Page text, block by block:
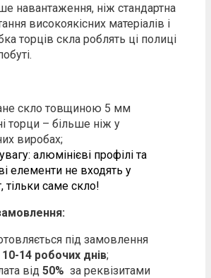
навантаження, ніж стандартна
високоякісних матеріалів і
торців скла роблять ці полиці
скло товщиною 5 мм
торци – більше ніж у
виробах;
алюмінієві профілі та
елементи не входять у
тільки саме скло!
під замовлення
10-14 робочих днів;
від 50% за реквізитами